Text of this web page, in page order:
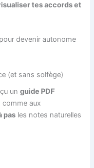
tes accords et
devenir autonome
(et sans solfège)
unguide PDF
comme aux
pas les notes naturelles